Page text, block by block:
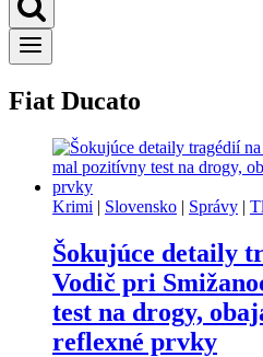
Fiat Ducato
Krimi | Slovensko | Správy |
Šokujúce detaily
Vodič pri
test na drogy,
reflexné prvky